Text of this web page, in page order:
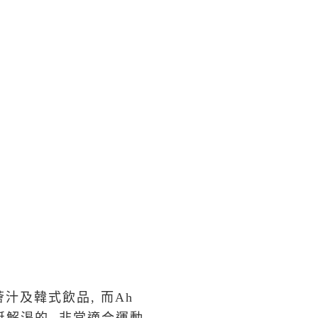
汁及韓式飲品, 而Ah